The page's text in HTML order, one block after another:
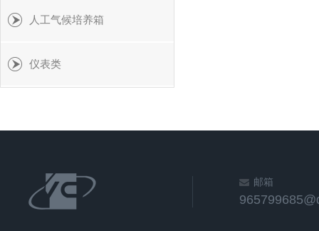
人工气候培养箱
仪表类
邮箱